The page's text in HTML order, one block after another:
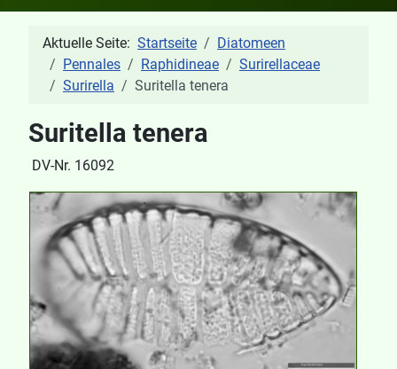
Aktuelle Seite: Startseite
Diatomeen
Pennales
Raphidineae
Surirellaceae
Surirella
Suritella tenera
Suritella tenera
DV-Nr. 16092